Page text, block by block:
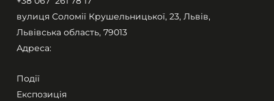
Події
Експозиція
Адреса:
вулиця Соломії Крушельницької, 23, Львів,
Львівська область, 79013